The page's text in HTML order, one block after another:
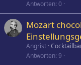
Antworten 0
Mozart
Angrist
Antworten 9